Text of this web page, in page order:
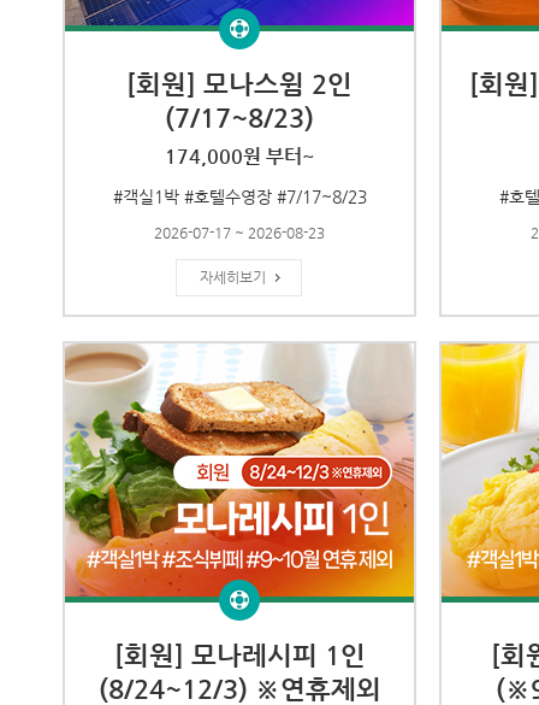
[회원] 모나스윔 2인
(7/17~8/23)
174,000원 부터~
#객실1박 #호텔수영장 #7/17~8/23
2026-07-17 ~ 2026-08-23
자세히보기
[회원
#호
[회원] 모나레시피 1인
(8/24~12/3) ※연휴제외
[회